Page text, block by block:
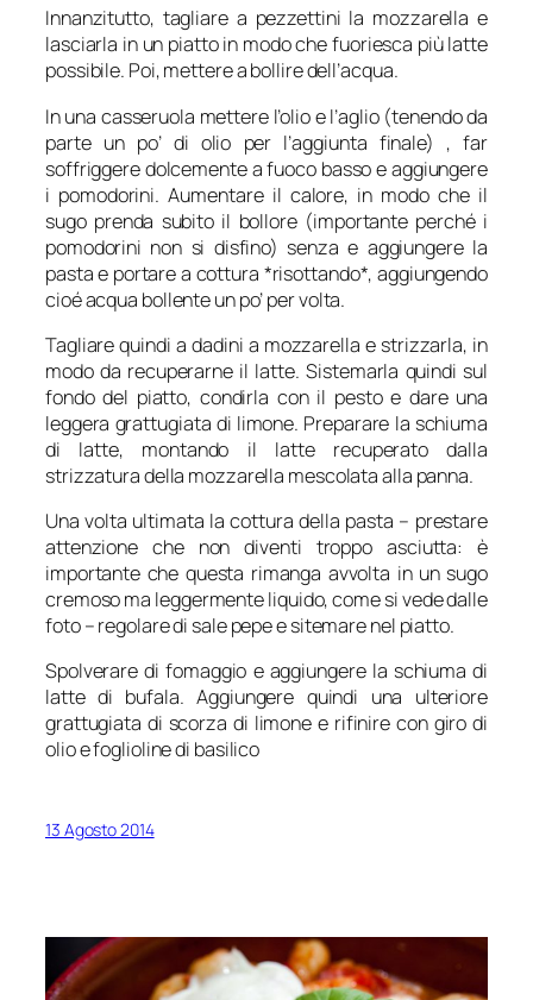
Innanzitutto, tagliare a pezzettini la mozzarella e
lasciarla in un piatto in modo che fuoriesca più latte
possibile. Poi, mettere a bollire dell’acqua.
In una casseruola mettere l’olio e l’aglio (tenendo da
parte un po’ di olio per l’aggiunta finale) , far
soffriggere dolcemente a fuoco basso e aggiungere
i pomodorini. Aumentare il calore, in modo che il
sugo prenda subito il bollore (importante perché i
pomodorini non si disfino) senza e aggiungere la
pasta e portare a cottura *risottando*, aggiungendo
cioé acqua bollente un po’ per volta.
Tagliare quindi a dadini a mozzarella e strizzarla, in
modo da recuperarne il latte. Sistemarla quindi sul
fondo del piatto, condirla con il pesto e dare una
leggera grattugiata di limone. Preparare la schiuma
di latte, montando il latte recuperato dalla
strizzatura della mozzarella mescolata alla panna.
Una volta ultimata la cottura della pasta – prestare
attenzione che non diventi troppo asciutta: è
importante che questa rimanga avvolta in un sugo
cremoso ma leggermente liquido, come si vede dalle
foto – regolare di sale pepe e sitemare nel piatto.
Spolverare di fomaggio e aggiungere la schiuma di
latte di bufala. Aggiungere quindi una ulteriore
grattugiata di scorza di limone e rifinire con giro di
olio e foglioline di basilico
13 Agosto 2014